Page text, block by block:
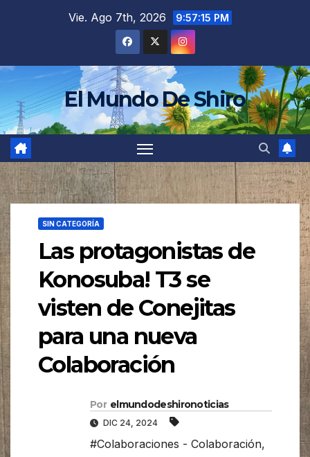
Vie. Ago 7th, 2026 9:57:17 PM
El Mundo De Shiro
SIN CATEGORÍA
Las protagonistas de
Konosuba! T3 se
visten de Conejitas
para una nueva
Colaboración
Por elmundodeshironoticias
DIC 24, 2024
#Colaboraciones - Colaboración,